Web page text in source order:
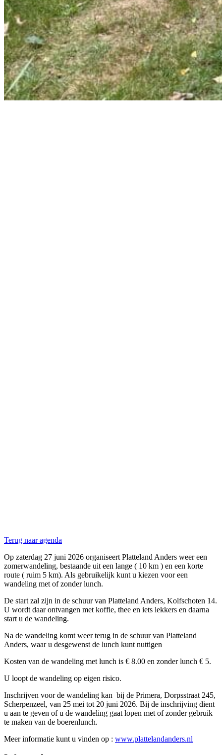
Terug naar agenda
Op zaterdag 27 juni 2026 organiseert Platteland Anders weer een
zomerwandeling, bestaande uit een lange ( 10 km ) en een korte
route ( ruim 5 km). Als gebruikelijk kunt u kiezen voor een
wandeling met of zonder lunch.
De start zal zijn in de schuur van Platteland Anders, Kolfschoten 14.
U wordt daar ontvangen met koffie, thee en iets lekkers en daarna
start u de wandeling.
Na de wandeling komt weer terug in de schuur van Platteland
Anders, waar u desgewenst de lunch kunt nuttigen
Kosten van de wandeling met lunch is € 8.00 en zonder lunch € 5.
U loopt de wandeling op eigen risico.
Inschrijven voor de wandeling kan bij de Primera, Dorpsstraat 245,
Scherpenzeel, van 25 mei tot 20 juni 2026. Bij de inschrijving dient
u aan te geven of u de wandeling gaat lopen met of zonder gebruik
te maken van de boerenlunch.
Meer informatie kunt u vinden op : www.plattelandanders.nl